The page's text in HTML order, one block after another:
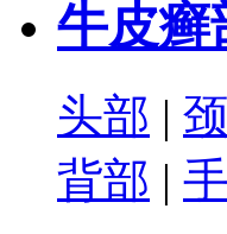
牛皮癣
头部 |
背部 |